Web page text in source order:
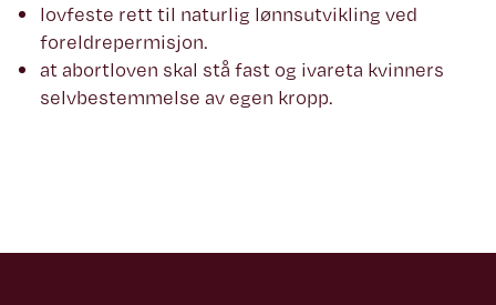
lovfeste rett til naturlig lønnsutvikling ved
foreldrepermisjon.
at abortloven skal stå fast og ivareta kvinners
selvbestemmelse av egen kropp.